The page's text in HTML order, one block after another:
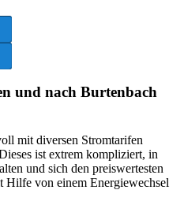
und nach Burtenbach
mit diversen Stromtarifen
ist extrem kompliziert, in
und sich den preiswertesten
Hilfe von einem Energiewechsel